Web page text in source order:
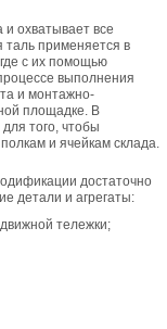
охватывает все
таль применяется в
с их помощью
выполнения
и монтажно-
площадке. В
того, чтобы
и ячейкам склада.
достаточно
детали и агрегаты:
тележки;